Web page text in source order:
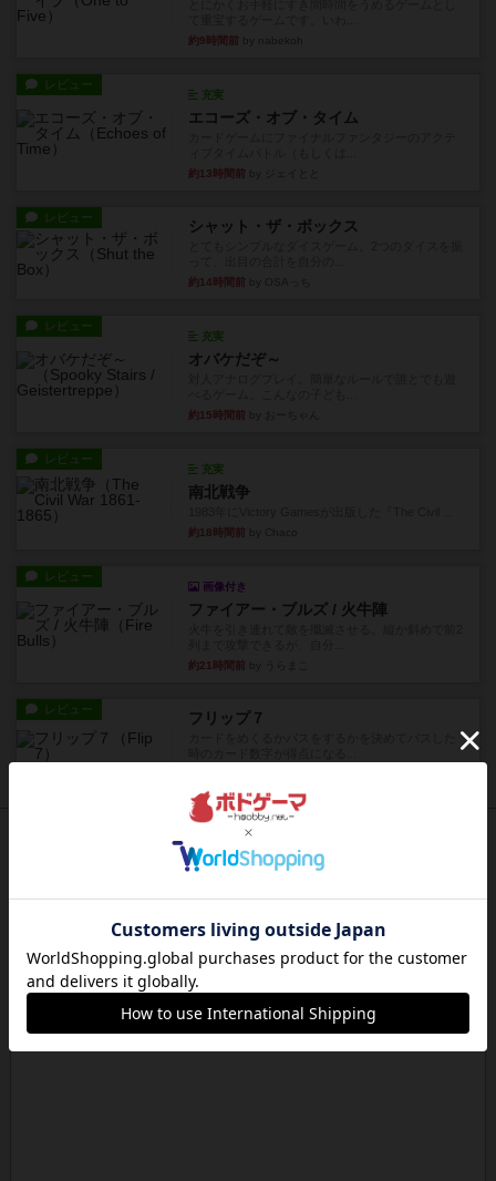
約9時間前
レビュー
充実
エコーズ・オブ・タイム
約13時間前
レビュー シャット・ザ・ボックス
約14時間前
レビュー
充実
オバケだぞ～
約15時間前
レビュー
充実
南北戦争
約18時間前
レビュー
画像付き
ファイアー・ブルズ / 火牛陣
約21時間前
レビュー フリップ７